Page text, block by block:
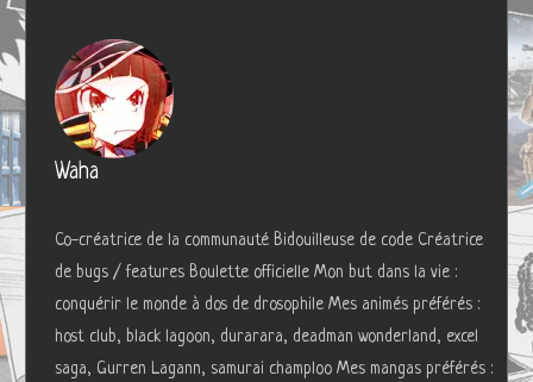
Waha
Co-créatrice de la communauté Bidouilleuse de code Créatrice
de bugs / features Boulette officielle Mon but dans la vie :
conquérir le monde à dos de drosophile Mes animés préférés :
host club, black lagoon, durarara, deadman wonderland, excel
saga, Gurren Lagann, samurai champloo Mes mangas préférés :